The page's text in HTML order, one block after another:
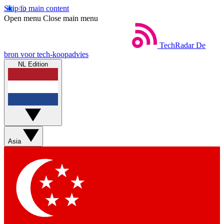
Skip to main content
Open menu Close main menu
TechRadar De
bron voor tech-koopadvies
NL Edition
Asia